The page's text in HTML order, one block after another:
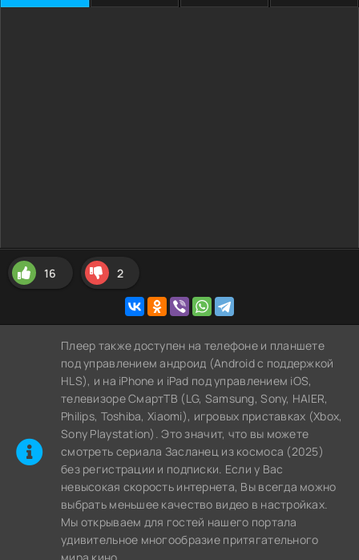
16 2
Плеер также доступен на телефоне и планшете
под управлением андроид (Android с поддержкой
HLS), и на iPhone и iPad под управлением iOS,
телевизоре СмартТВ (LG, Samsung, Sony, HAIER,
Philips, Toshiba, Xiaomi), игровых приставках (Xbox,
Sony Playstation). Это значит, что вы можете
cмотреть сериала Засланец из космоса (2025)
без регистрации и подписки. Если у Вас
невысокая скорость интернета, Вы всегда можно
выбрать меньшее качество видео в настройках.
Мы открываем для гостей нашего портала
удивительное многообразие притягательного